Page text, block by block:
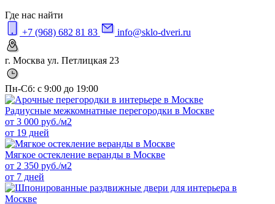
Где нас найти
+7 (968) 682 81 83
info@sklo-dveri.ru
г. Москва ул. Петлицкая 23
Пн-Сб: с 9:00 до 19:00
Радиусные межкомнатные перегородки в Москве
от 3 000 руб./м2
от 19 дней
Мягкое остекление веранды в Москве
от 2 350 руб./м2
от 7 дней